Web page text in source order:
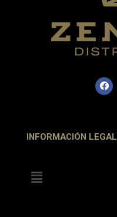
INFORMACIÓN LEGAL